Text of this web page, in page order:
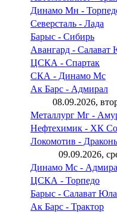
Динамо Мн -
Северсталь - Лада
Барыс - Сибирь
Авангард - Салават
ЦСКА - Спартак
СКА - Динамо Мс
Ак Барс - Адмирал
08.09.2026,
Металлург Мг -
Нефтехимик - ХК
Локомотив -
09.09.2026,
Динамо Мс -
ЦСКА - Торпедо
Барыс - Салават
Ак Барс - Трактор